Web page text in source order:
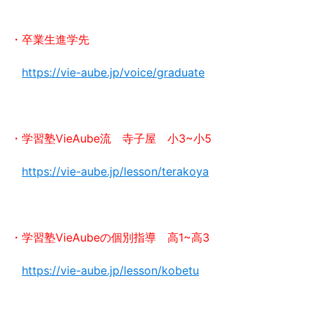
・卒業生進学先
https://vie-aube.jp/voice/graduate
・学習塾VieAube流 寺子屋 小3~小5
https://vie-aube.jp/lesson/terakoya
・学習塾VieAubeの個別指導 高1~高3
https://vie-aube.jp/lesson/kobetu